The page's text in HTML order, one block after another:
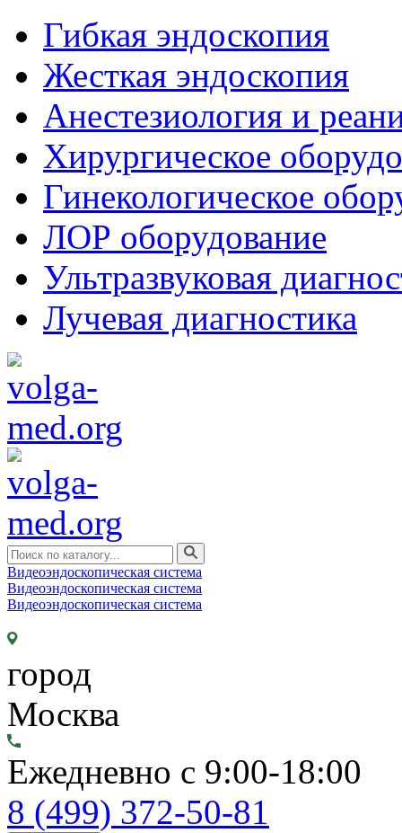
Гибкая эндоскопия
Жесткая эндоскопия
Анестезиология и
Хирургическое
Гинекологическое
ЛОР оборудование
Ультразвуковая
Лучевая диагностика
Видеоэндоскопическая система
Видеоэндоскопическая система
Видеоэндоскопическая система
город
Москва
Ежедневно с 9:00-18:00
8 (499) 372-50-81